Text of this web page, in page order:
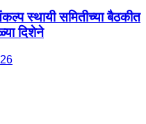
स्थायी समितीच्या बैठकीत
दिशेने